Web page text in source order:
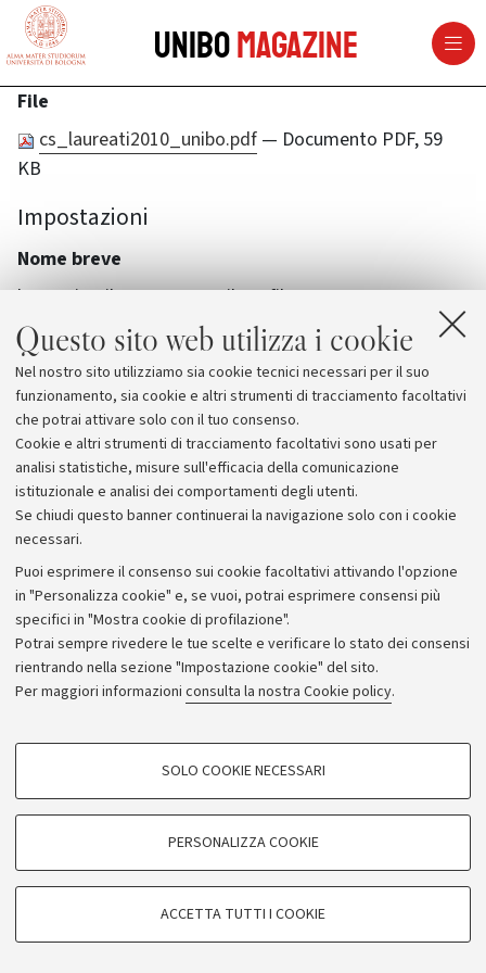
Questo sito web utilizza i cookie
Nel nostro sito utilizziamo sia cookie tecnici necessari per il suo
funzionamento, sia cookie e altri strumenti di tracciamento facoltativi
che potrai attivare solo con il tuo consenso.
Cookie e altri strumenti di tracciamento facoltativi sono usati per
analisi statistiche, misure sull'efficacia della comunicazione
istituzionale e analisi dei comportamenti degli utenti.
Se chiudi questo banner continuerai la navigazione solo con i cookie
necessari.
Puoi esprimere il consenso sui cookie facoltativi attivando l'opzione
in "Personalizza cookie" e, se vuoi, potrai esprimere consensi più
specifici in "Mostra cookie di profilazione".
Potrai sempre rivedere le tue scelte e verificare lo stato dei consensi
rientrando nella sezione "Impostazione cookie" del sito.
Per maggiori informazioni consulta la nostra Cookie policy.
COOKIE DI PROFILAZIONE - FACOLTATIVI
COOKIE TECNICI - NECESSARI
Si tratta di cookie tecnici utilizzati, a titolo esemplificativo, per il corretto
SOLO COOKIE NECESSARI
PERSONALIZZA COOKIE
ACCETTA TUTTI I COOKIE
vai al contenuto della pagina
UniboMagazine
File
cs_laureati2010_unibo.pdf — Documento PDF, 59
KB
Impostazioni
Nome breve
laureati-unibo-2010-ecco-il-profilo
Archivio
Comunicati stampa
Redazione
Rassegna stampa
© Copyright 2026 - ALMA MATER STUDIORUM - Università di
Bologna - Via Zamboni, 33 - 40126 Bologna - PI: 01131710376 -
CF: 80007010376
Privacy
Note legali Impostazioni Cookie